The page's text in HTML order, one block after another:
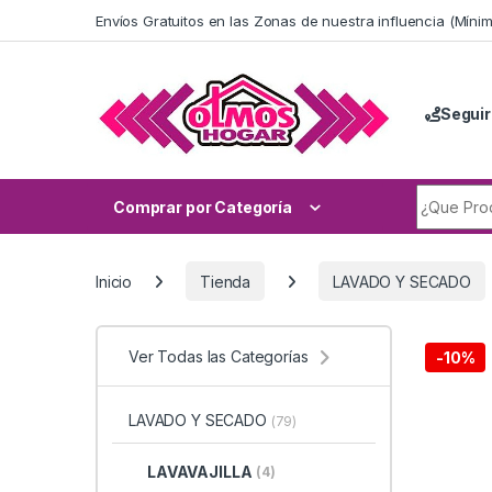
Skip to navigationEnvíos Gratuitos en las Zonas de nuestra influencia
Comprar por Categoría
Inicio Tienda LAVADO Y SECADO
-10%
Ver Todas las Categorías
LAVADO Y SECADO (79)
LAVAVAJILLA (4)